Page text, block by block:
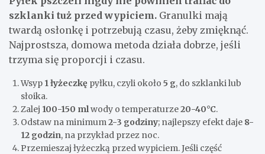
szklanki tuż przed wypiciem. Granulki mają
twardą osłonkę i potrzebują czasu, żeby zmięknąć.
Najprostsza, domowa metoda działa dobrze, jeśli
trzyma się proporcji i czasu.
Wsyp 1 łyżeczkę pyłku, czyli około 5 g, do szklanki lub
słoika.
Zalej 100-150 mlwody o temperaturze20-40°C.
Odstaw na minimum2-3 godziny; najlepszy efekt daje 8-
12 godzin, na przykład przez noc.
Przemieszaj łyżeczką przed wypiciem. Jeśli część